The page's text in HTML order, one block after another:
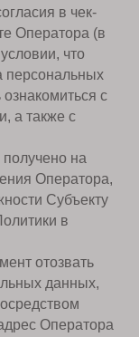
в чек-
Оператора (в
что
персональных
с
а также с
на
Оператора,
Субъекту
в
отозвать
данных,
Оператора